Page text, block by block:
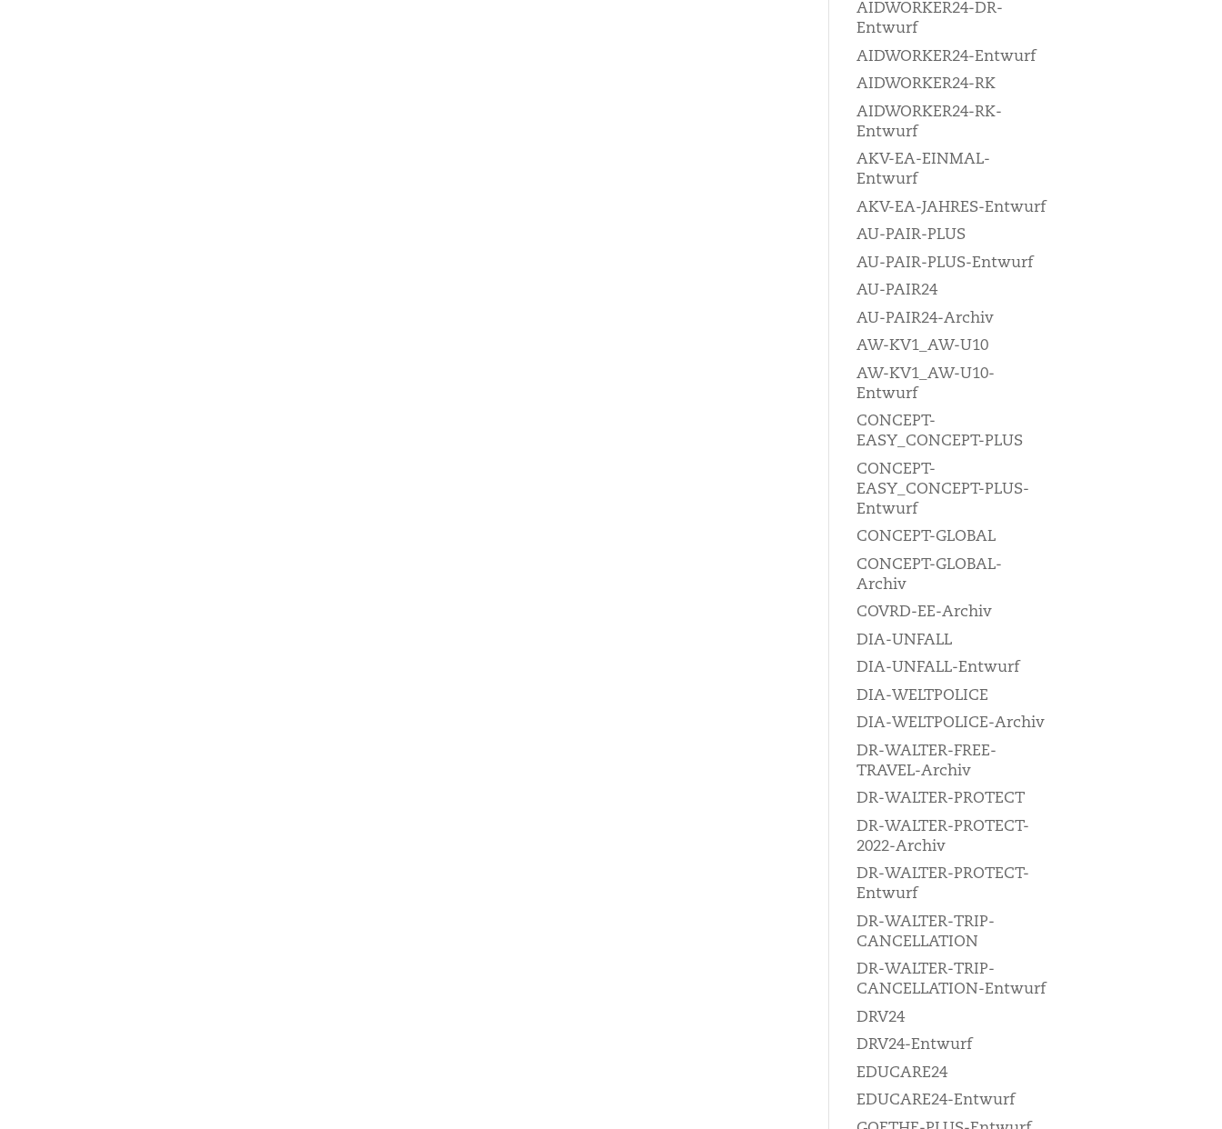
AIDWORKER24-DR-
Entwurf
AIDWORKER24-Entwurf
AIDWORKER24-RK
AIDWORKER24-RK-
Entwurf
AKV-EA-EINMAL-
Entwurf
AKV-EA-JAHRES-Entwurf
AU-PAIR-PLUS
AU-PAIR-PLUS-Entwurf
AU-PAIR24
AU-PAIR24-Archiv
AW-KV1_AW-U10
AW-KV1_AW-U10-
Entwurf
CONCEPT-
EASY_CONCEPT-PLUS
CONCEPT-
EASY_CONCEPT-PLUS-
Entwurf
CONCEPT-GLOBAL
CONCEPT-GLOBAL-
Archiv
COVRD-EE-Archiv
DIA-UNFALL
DIA-UNFALL-Entwurf
DIA-WELTPOLICE
DIA-WELTPOLICE-Archiv
DR-WALTER-FREE-
TRAVEL-Archiv
DR-WALTER-PROTECT
DR-WALTER-PROTECT-
2022-Archiv
DR-WALTER-PROTECT-
Entwurf
DR-WALTER-TRIP-
CANCELLATION
DR-WALTER-TRIP-
CANCELLATION-Entwurf
DRV24
DRV24-Entwurf
EDUCARE24
EDUCARE24-Entwurf